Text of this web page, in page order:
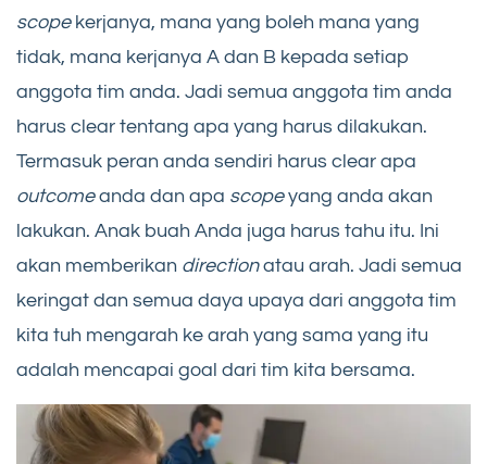
scopekerjanya, mana yang boleh mana yang
tidak, mana kerjanya A dan B kepada setiap
anggota tim anda. Jadi semua anggota tim anda
harus clear tentang apa yang harus dilakukan.
Termasuk peran anda sendiri harus clear apa
outcomeanda dan apa scopeyang anda akan
lakukan. Anak buah Anda juga harus tahu itu. Ini
akan memberikan directionatau arah. Jadi semua
keringat dan semua daya upaya dari anggota tim
kita tuh mengarah ke arah yang sama yang itu
adalah mencapai goal dari tim kita bersama.